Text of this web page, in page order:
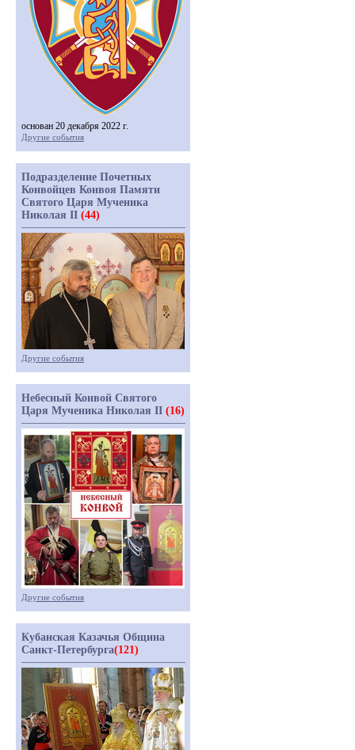
основан 20 декабря 2022 г.
Другие события
Подразделение Почетных
Конвойцев Конвоя Памяти
Святого Царя Мученика
Николая II (44)
Другие события
Небесный Конвой Святого
Царя Мученика Николая II (16)
Другие события
Кубанская Казачья Община
Санкт-Петербурга(121)